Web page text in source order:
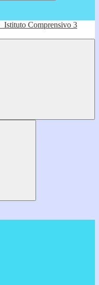
Istituto Comprensivo 3